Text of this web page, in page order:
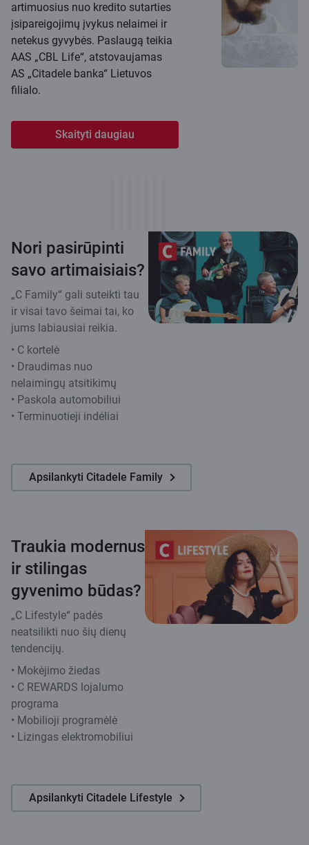
artimuosius nuo kredito sutarties
įsipareigojimų įvykus nelaimei ir
netekus gyvybės. Paslaugą teikia
AAS „CBL Life“, atstovaujamas
AS „Citadele banka“ Lietuvos
filialo.
Skaityti daugiau
Nori pasirūpinti
savo artimaisiais?
„C Family“ gali suteikti tau
ir visai tavo šeimai tai, ko
jums labiausiai reikia.
• C kortelė
• Draudimas nuo
nelaimingų atsitikimų
• Paskola automobiliui
• Terminuotieji indėliai
Apsilankyti Citadele Family
Traukia modernus
ir stilingas
gyvenimo būdas?
„C Lifestyle“ padės
neatsilikti nuo šių dienų
tendencijų.
• Mokėjimo žiedas
• C REWARDS lojalumo
programa
• Mobilioji programėlė
• Lizingas elektromobiliui
Apsilankyti Citadele Lifestyle